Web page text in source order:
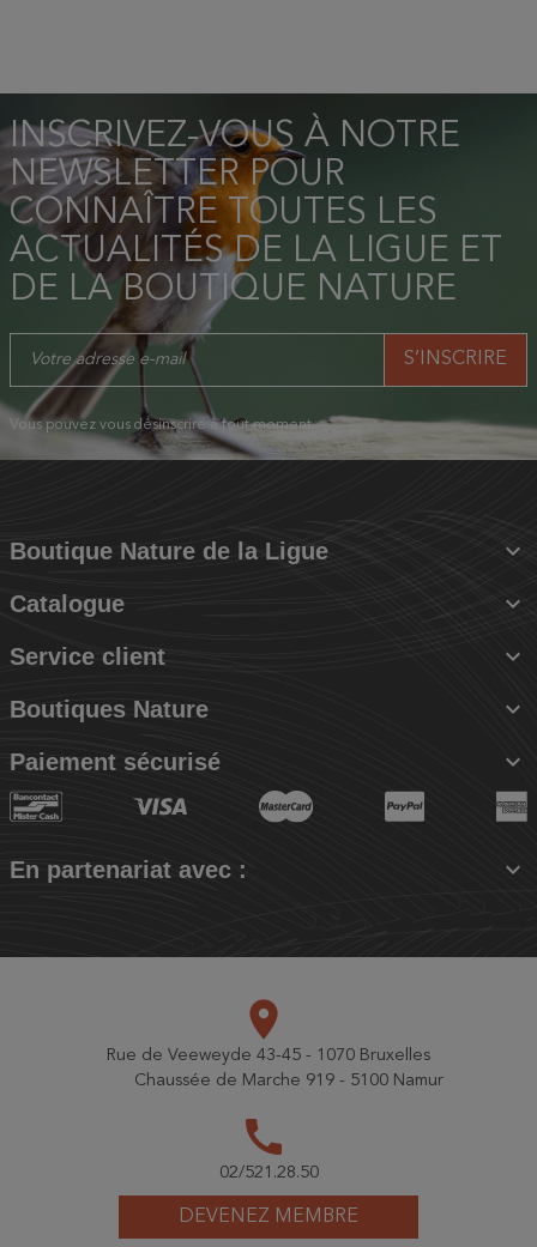
INSCRIVEZ-VOUS À NOTRE
NEWSLETTER POUR
CONNAÎTRE TOUTES LES
ACTUALITÉS DE LA LIGUE ET
DE LA BOUTIQUE NATURE
Vous pouvez vous désinscrire à tout moment.
Boutique Nature de la Ligue 
Catalogue 
Service client 
Boutiques Nature 
Paiement sécurisé 
En partenariat avec : 
DEVENEZ MEMBRE
place
Rue de Veeweyde 43-45 - 1070 Bruxelles
Chaussée de Marche 919 - 5100 Namur
call
02/521.28.50